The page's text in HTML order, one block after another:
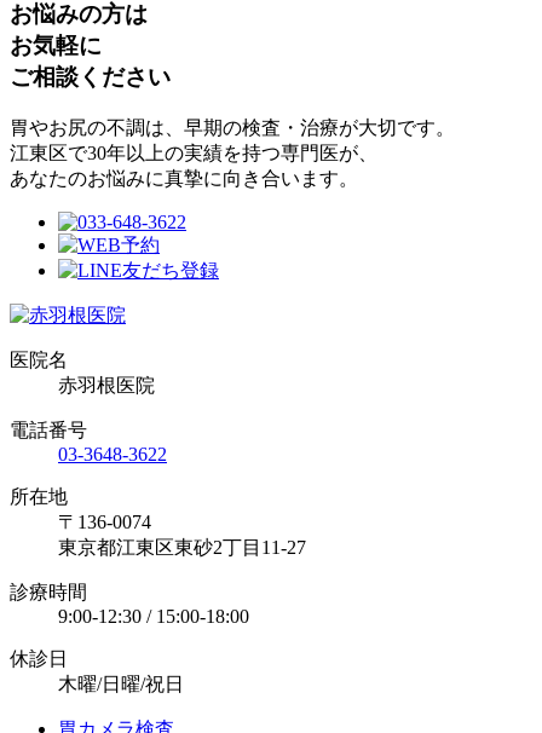
お悩みの方は
お気軽に
ご相談ください
胃やお尻の不調は、早期の検査・治療が大切です。
江東区で30年以上の実績を持つ専門医が、
あなたのお悩みに真摯に向き合います。
医院名
赤羽根医院
電話番号
03-3648-3622
所在地
〒136-0074
東京都江東区東砂2丁目11-27
診療時間
9:00-12:30 / 15:00-18:00
休診日
木曜/日曜/祝日
胃カメラ検査